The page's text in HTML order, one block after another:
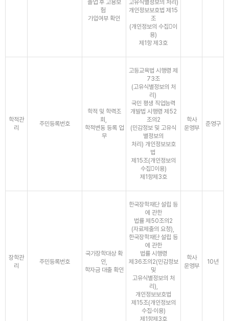
졸업 후 고용보
험
가입여부 확인
고유식별정보의 처리)
개인정보보호법 제15
조
(개인정보의 수집이
용)
제1항 제3호
학적관
리
주민등록번호
학적 및 학력조
회,
학적변동 등록 업
무
고등교육법 시행령 제
73조
(고유식별정보의 처
리)
국민 평생 직업능력
개발법 시행령 제52
조의2
(민감정보 및 고유식
별정보의
처리) 개인정보보호
법
제15조(개인정보의
수집이용)
제1항제3호
학사
운영부
준영구
장학관
리
주민등록번호
국가장학대상 확
인,
학자금 대출 확인
한국장학재단 설립 등
에 관한
법률 제50조의2
(자료제출의 요청),
한국장학재단 설립 등
에 관한
법률 시행령
제36조의2(민감정보
및
고유식별정보의 처
리),
개인정보보호법
제15조(개인정보의
수집·이용)
제1항제3호
학사
운영부
10년